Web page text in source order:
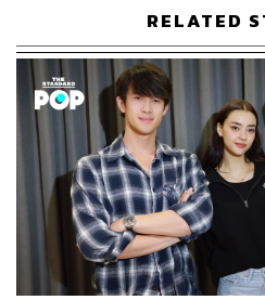
นอกจากศิลปินทั้งสองคนแล้ว ก็ยั
อย่าง มารีญา พูลเลิศลาภ Miss
แอนชิลี สก๊อต-เคมมิส Miss
อนิพรณ์ เฉลิมบูรณะวงศ์ Miss
อแมนด้า ออบดัม Miss Universe
ในครั้งนี้อีกด้วย
RELATED